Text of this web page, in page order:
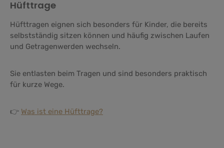
Hüfttrage
Hüfttragen eignen sich besonders für Kinder, die bereits
selbstständig sitzen können und häufig zwischen Laufen
und Getragenwerden wechseln.
Sie entlasten beim Tragen und sind besonders praktisch
für kurze Wege.
👉 Was ist eine Hüfttrage?